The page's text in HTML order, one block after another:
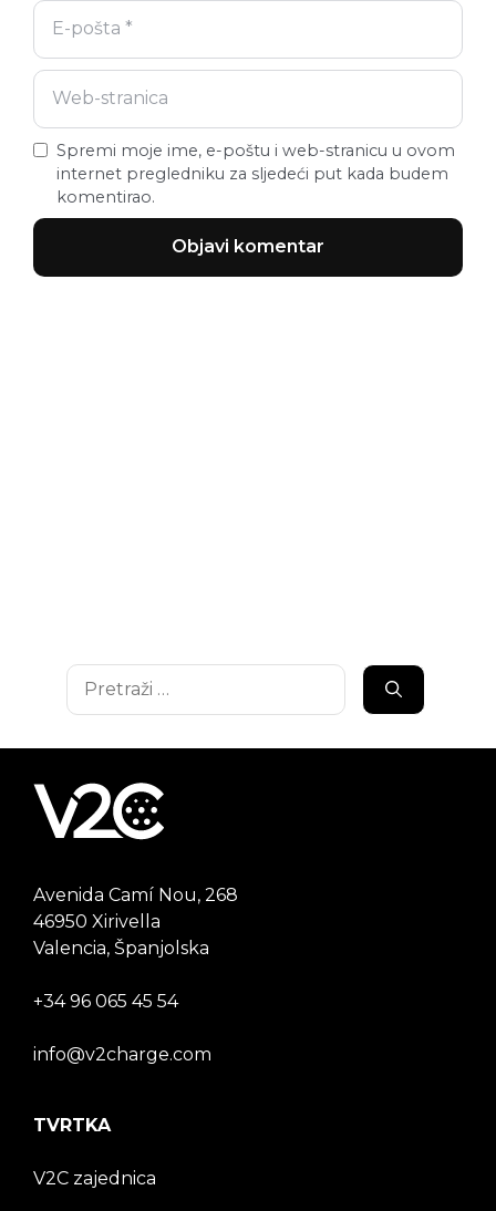
Spremi moje ime, e-poštu i web-stranicu u ovom
internet pregledniku za sljedeći put kada budem
komentirao.
Pretraži:
Avenida Camí Nou, 268
46950 Xirivella
Valencia, Španjolska
+34 96 065 45 54
info@v2charge.com
TVRTKA
V2C zajednica